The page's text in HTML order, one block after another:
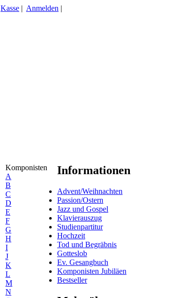
Kasse | Anmelden |
Komponisten
A
B
C
D
E
F
G
H
I
J
K
L
M
N
Informationen
Advent/Weihnachten
Passion/Ostern
Jazz und Gospel
Klavierauszug
Studienpartitur
Hochzeit
Tod und Begräbnis
Gotteslob
Ev. Gesangbuch
Komponisten Jubiläen
Bestseller